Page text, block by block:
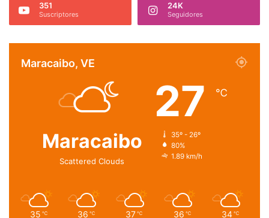
351
Suscriptores
24K
Seguidores
Maracaibo, VE
Maracaibo
Scattered Clouds
27 ℃
35º - 26º
80%
1.89 km/h
35 ℃ 36 ℃ 37 ℃ 36 ℃ 34 ℃